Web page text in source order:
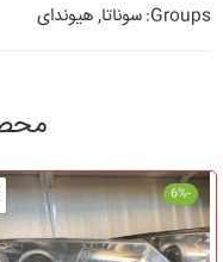
Groups: سوناتا,هیوندای
-6%